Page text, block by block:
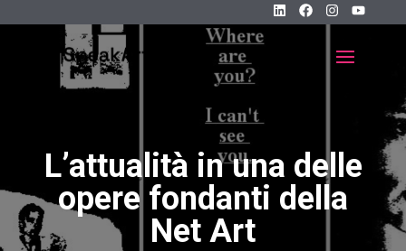
L’attualità in una delle
opere fondanti della
Net Art